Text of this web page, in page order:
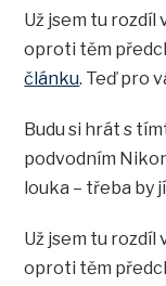
Už jsem tu rozdíl
oproti těm
článku. Teď pro
Budu si hrát s
podvodním
louka – třeba by
Už jsem tu rozdíl
oproti těm